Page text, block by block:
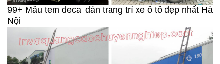
99+ Mẫu tem decal dán trang trí xe ô tô đẹp nhất Hà
Nội